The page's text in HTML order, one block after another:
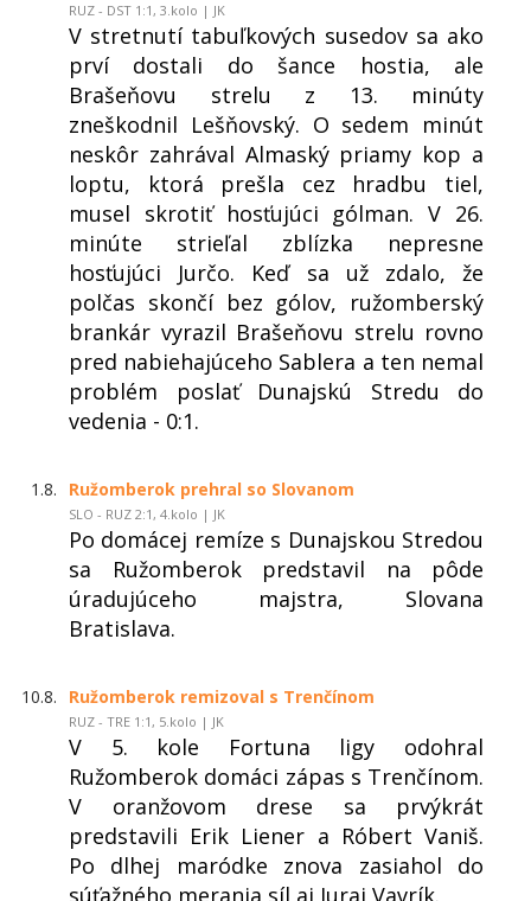
RUZ - DST 1:1, 3.kolo | JK
V stretnutí tabuľkových susedov sa ako
prví dostali do šance hostia, ale
Brašeňovu strelu z 13. minúty
zneškodnil Lešňovský. O sedem minút
neskôr zahrával Almaský priamy kop a
loptu, ktorá prešla cez hradbu tiel,
musel skrotiť hosťujúci gólman. V 26.
minúte strieľal zblízka nepresne
hosťujúci Jurčo. Keď sa už zdalo, že
polčas skončí bez gólov, ružomberský
brankár vyrazil Brašeňovu strelu rovno
pred nabiehajúceho Sablera a ten nemal
problém poslať Dunajskú Stredu do
vedenia - 0:1.
1.8. Ružomberok prehral so Slovanom
SLO - RUZ 2:1, 4.kolo | JK
Po domácej remíze s Dunajskou Stredou
sa Ružomberok predstavil na pôde
úradujúceho majstra, Slovana
Bratislava.
10.8. Ružomberok remizoval s Trenčínom
RUZ - TRE 1:1, 5.kolo | JK
V 5. kole Fortuna ligy odohral
Ružomberok domáci zápas s Trenčínom.
V oranžovom drese sa prvýkrát
predstavili Erik Liener a Róbert Vaniš.
Po dlhej maródke znova zasiahol do
súťažného merania síl aj Juraj Vavrík.